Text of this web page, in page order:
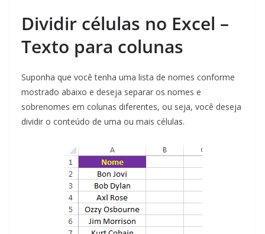
Dividir células no Excel –
Texto para colunas
Suponha que você tenha uma lista de nomes conforme
mostrado abaixo e deseja separar os nomes e
sobrenomes em colunas diferentes, ou seja, você deseja
dividir o conteúdo de uma ou mais células.